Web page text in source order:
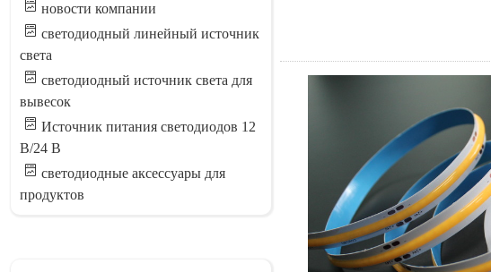
новости компании
светодиодный линейный источник
света
светодиодный источник света для
вывесок
Источник питания светодиодов 12
В/24 В
светодиодные аксессуары для
продуктов